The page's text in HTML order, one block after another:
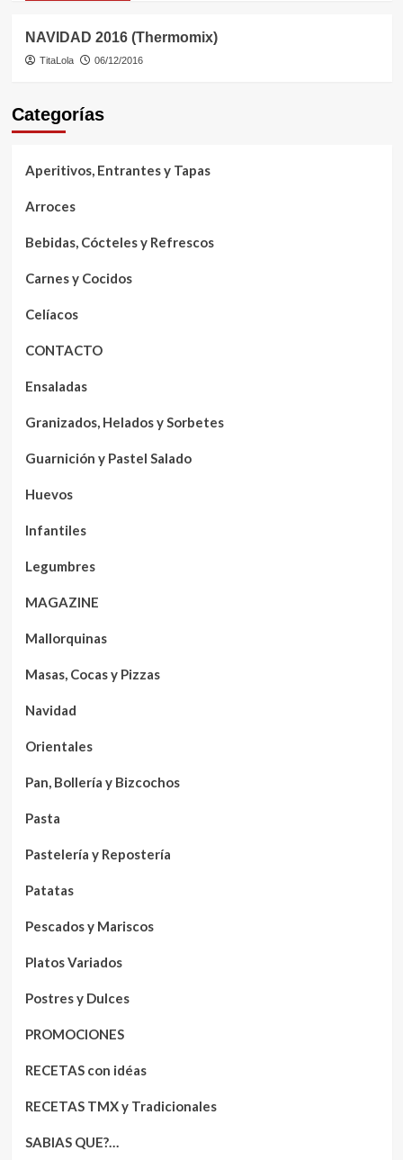
NAVIDAD 2016 (Thermomix)
TitaLola 06/12/2016
Categorías
Aperitivos, Entrantes y Tapas
Arroces
Bebidas, Cócteles y Refrescos
Carnes y Cocidos
Celíacos
CONTACTO
Ensaladas
Granizados, Helados y Sorbetes
Guarnición y Pastel Salado
Huevos
Infantiles
Legumbres
MAGAZINE
Mallorquinas
Masas, Cocas y Pizzas
Navidad
Orientales
Pan, Bollería y Bizcochos
Pasta
Pastelería y Repostería
Patatas
Pescados y Mariscos
Platos Variados
Postres y Dulces
PROMOCIONES
RECETAS con idéas
RECETAS TMX y Tradicionales
SABIAS QUE?…